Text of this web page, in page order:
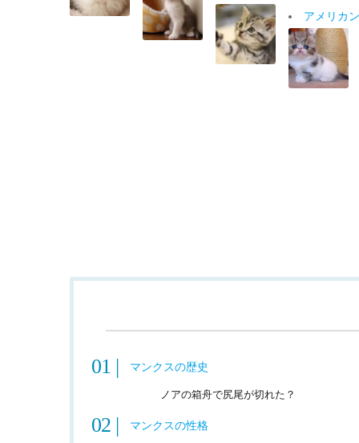
アメリカ
ソマリの性格や体重っ
マンクスの歴史
ノアの箱舟で尻尾が切れた？
マンクスの性格